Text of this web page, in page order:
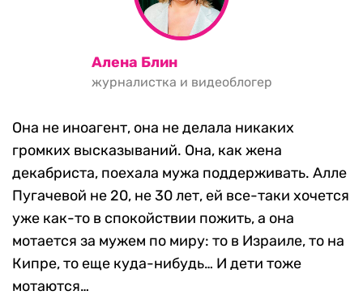
Алена Блин
журналистка и видеоблогер
Она не иноагент, она не делала никаких
громких высказываний. Она, как жена
декабриста, поехала мужа поддерживать. Алле
Пугачевой не 20, не 30 лет, ей все-таки хочется
уже как-то в спокойствии пожить, а она
мотается за мужем по миру: то в Израиле, то на
Кипре, то еще куда-нибудь… И дети тоже
мотаются…